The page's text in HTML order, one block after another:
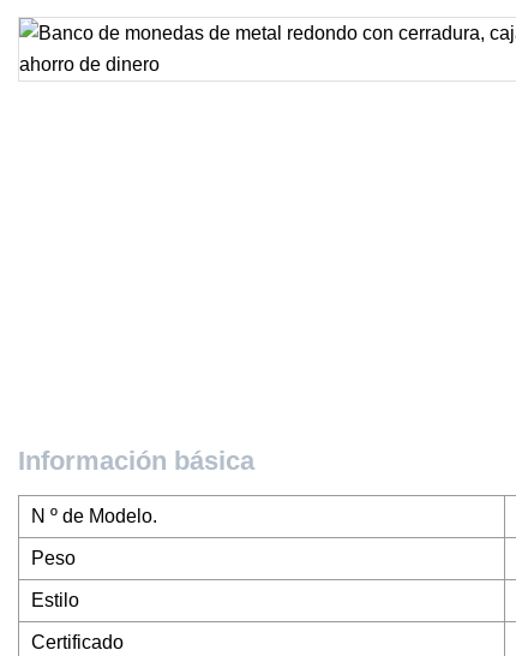
Información básica
N º de Modelo.
Peso
Estilo
Certificado